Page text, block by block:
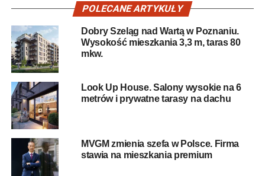
POLECANE ARTYKUŁY
Dobry Szeląg nad Wartą w Poznaniu.
Wysokość mieszkania 3,3 m, taras 80
mkw.
Look Up House. Salony wysokie na 6
metrów i prywatne tarasy na dachu
MVGM zmienia szefa w Polsce. Firma
stawia na mieszkania premium